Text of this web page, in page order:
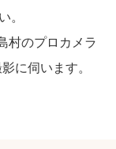
。
村のプロカメラ
に伺います。